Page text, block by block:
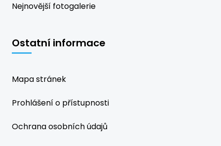
Nejnovější fotogalerie
Ostatní informace
Mapa stránek
Prohlášení o přístupnosti
Ochrana osobních údajů